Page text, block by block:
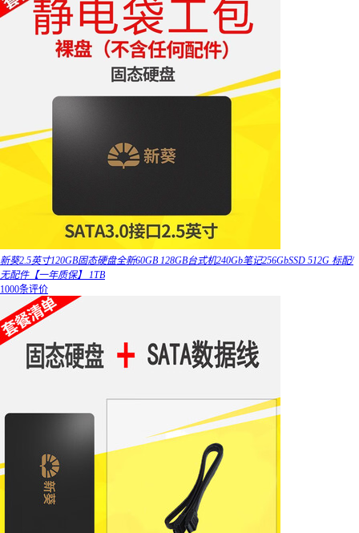
新葵2.5英寸120GB固态硬盘全新60GB 128GB台式机240Gb笔记256GbSSD 512G 标配/
无配件【一年质保】 1TB
1000条评价